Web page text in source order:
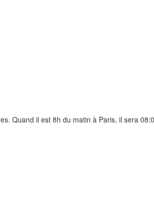
Quand il est 8h du matin à Paris, il sera